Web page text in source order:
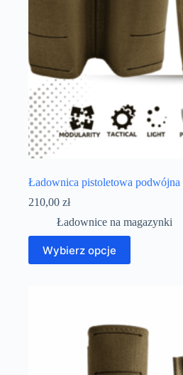
Ładownica pistoletowa
210,00 zł
Ładownice na magazynki
Wybierz opcje